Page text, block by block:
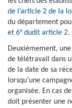
de l’article 2 de la
du département
et 6° dudit article 2.
Deuxièmement,
de télétravail dans
de la date de sa
lorsqu’une
organisée. En cas
doit présenter une